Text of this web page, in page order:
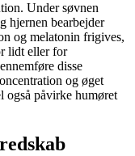
Under søvnen
hjernen bearbejder
og melatonin frigives,
lidt eller for
disse
og øget
også påvirke humøret